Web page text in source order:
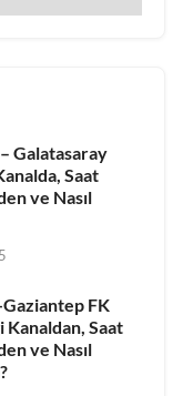
Galatasaray
Saat
ve Nasıl
FK
Kanaldan, Saat
ve Nasıl